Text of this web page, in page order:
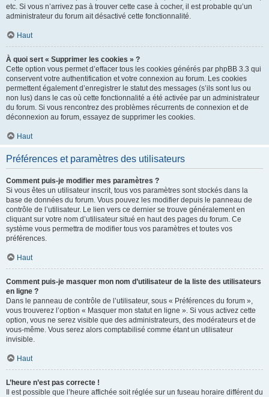
etc. Si vous n’arrivez pas à trouver cette case à cocher, il est probable qu’un
administrateur du forum ait désactivé cette fonctionnalité.
Haut
À quoi sert « Supprimer les cookies » ?
Cette option vous permet d’effacer tous les cookies générés par phpBB 3.3 qui
conservent votre authentification et votre connexion au forum. Les cookies
permettent également d’enregistrer le statut des messages (s’ils sont lus ou
non lus) dans le cas où cette fonctionnalité a été activée par un administrateur
du forum. Si vous rencontrez des problèmes récurrents de connexion et de
déconnexion au forum, essayez de supprimer les cookies.
Haut
Préférences et paramètres des utilisateurs
Comment puis-je modifier mes paramètres ?
Si vous êtes un utilisateur inscrit, tous vos paramètres sont stockés dans la
base de données du forum. Vous pouvez les modifier depuis le panneau de
contrôle de l’utilisateur. Le lien vers ce dernier se trouve généralement en
cliquant sur votre nom d’utilisateur situé en haut des pages du forum. Ce
système vous permettra de modifier tous vos paramètres et toutes vos
préférences.
Haut
Comment puis-je masquer mon nom d’utilisateur de la liste des utilisateurs
en ligne ?
Dans le panneau de contrôle de l’utilisateur, sous « Préférences du forum »,
vous trouverez l’option « Masquer mon statut en ligne ». Si vous activez cette
option, vous ne serez visible que des administrateurs, des modérateurs et de
vous-même. Vous serez alors comptabilisé comme étant un utilisateur
invisible.
Haut
L’heure n’est pas correcte !
Il est possible que l’heure affichée soit réglée sur un fuseau horaire différent du